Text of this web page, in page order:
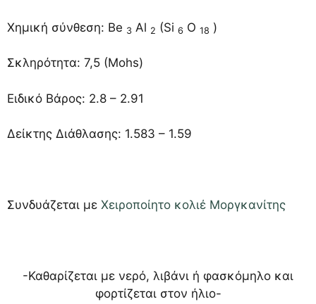
Χημική σύνθεση: Be 3 Al 2 (Si 6 O 18 )
Σκληρότητα: 7,5 (Mohs)
Ειδικό Βάρος: 2.8 – 2.91
Δείκτης Διάθλασης: 1.583 – 1.59
Συνδυάζεται με Χειροποίητο κολιέ Μοργκανίτης
-Καθαρίζεται με νερό, λιβάνι ή φασκόμηλο και
φορτίζεται στον ήλιο-